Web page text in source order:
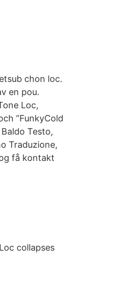
chon loc.
en pou.
Loc,
”FunkyCold
Testo,
Traduzione,
få kontakt
collapses